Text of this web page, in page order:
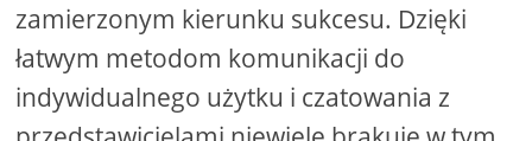
zamierzonym kierunku sukcesu. Dzięki
łatwym metodom komunikacji do
indywidualnego użytku i czatowania z